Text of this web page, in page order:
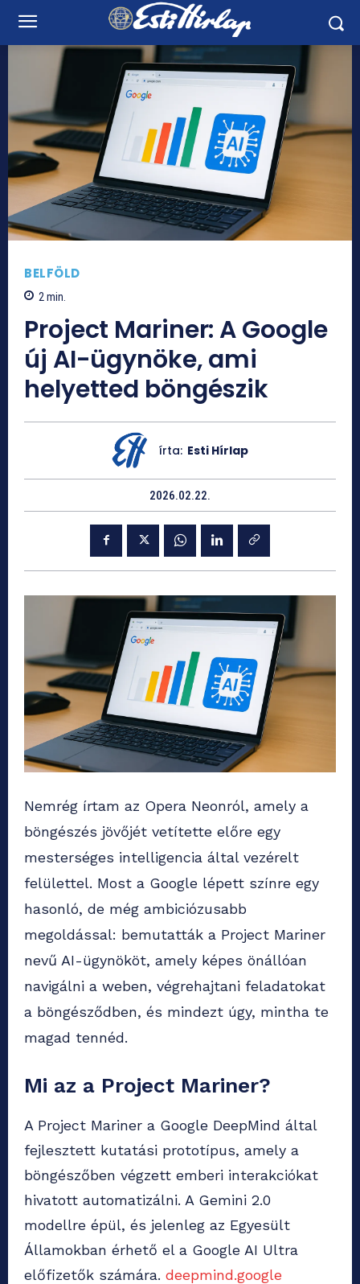
BELFÖLD
2 min.
Project Mariner: A Google
új AI-ügynöke, ami
helyetted böngészik
írta: Esti Hírlap
2026.02.22.
Nemrég írtam az Opera Neonról, amely a
böngészés jövőjét vetítette előre egy
mesterséges intelligencia által vezérelt
felülettel. Most a Google lépett színre egy
hasonló, de még ambiciózusabb
megoldással: bemutatták a Project Mariner
nevű AI-ügynököt, amely képes önállóan
navigálni a weben, végrehajtani feladatokat
a böngésződben, és mindezt úgy, mintha te
magad tennéd.
Mi az a Project Mariner?
A Project Mariner a Google DeepMind által
fejlesztett kutatási prototípus, amely a
böngészőben végzett emberi interakciókat
hivatott automatizálni. A Gemini 2.0
modellre épül, és jelenleg az Egyesült
Államokban érhető el a Google AI Ultra
előfizetők számára. deepmind.google